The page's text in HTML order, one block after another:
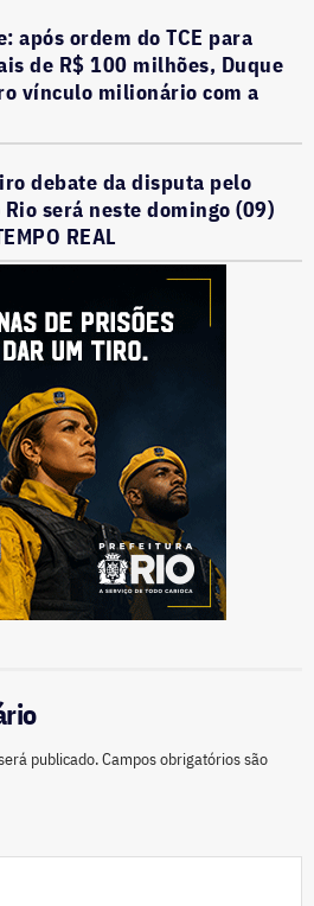
após ordem do TCE para
de R$ 100 milhões, Duque
vínculo milionário com a
debate da disputa pelo
será neste domingo (09)
REAL
publicado.Campos obrigatórios são